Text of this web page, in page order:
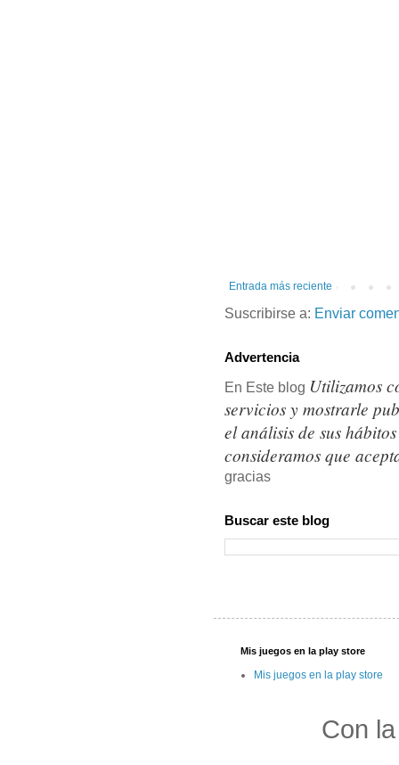
Entrada más reciente
Suscribirse a: Enviar
Advertencia
En Este blog Utilizamos
servicios y mostrarle
el análisis de sus
consideramos que
gracias
Buscar este blog
Mis juegos en la play store
Mis juegos en la play store
Con